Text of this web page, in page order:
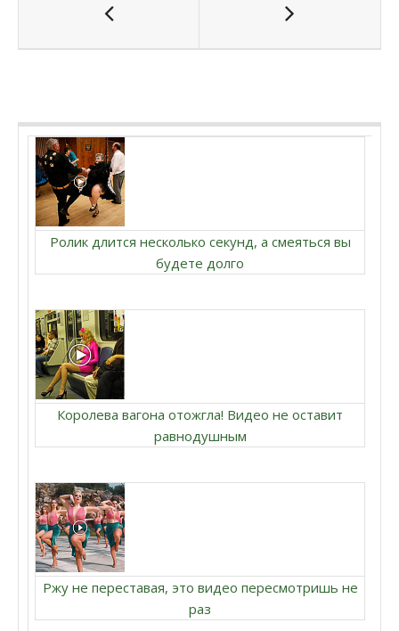
Ролик длится несколько секунд, а смеяться вы
будете долго
Королева вагона отожгла! Видео не оставит
равнодушным
Ржу не переставая, это видео пересмотришь не
раз